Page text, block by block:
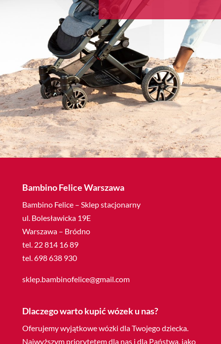
Bambino Felice Warszawa
Bambino Felice – Sklep stacjonarny
ul. Bolesławicka 19E
Warszawa – Bródno
tel. 22 814 16 89
tel. 698 638 930
sklep.bambinofelice@gmail.com
Dlaczego warto kupić wózek u nas?
Oferujemy wyjątkowe wózki dla Twojego dziecka.
Najwyższym priorytetem dla nas i dla Państwa, jako